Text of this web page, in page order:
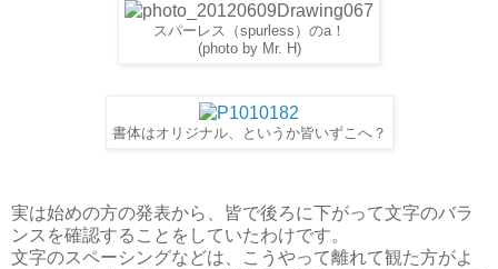
スパーレス（spurless）のa！
(photo by Mr. H)
書体はオリジナル、というか皆いずこへ？
実は始めの方の発表から、皆で後ろに下がって文字のバラ
ンスを確認することをしていたわけです。
文字のスペーシングなどは、こうやって離れて観た方がよ